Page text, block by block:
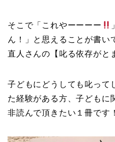
そこで「これやーーーー
ん！」と思えることが書い
直人さんの【叱る依存がと
子どもにどうしても叱って
た経験がある方、子どもに
非読んで頂きたい１冊です！